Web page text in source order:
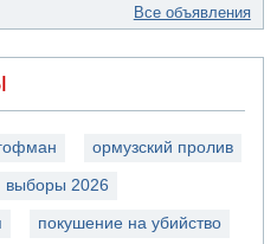
Все объявления
ормузский пролив
выборы 2026
покушение на убийство